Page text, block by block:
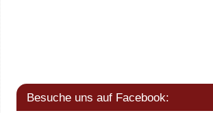
Besuche uns auf Facebook: